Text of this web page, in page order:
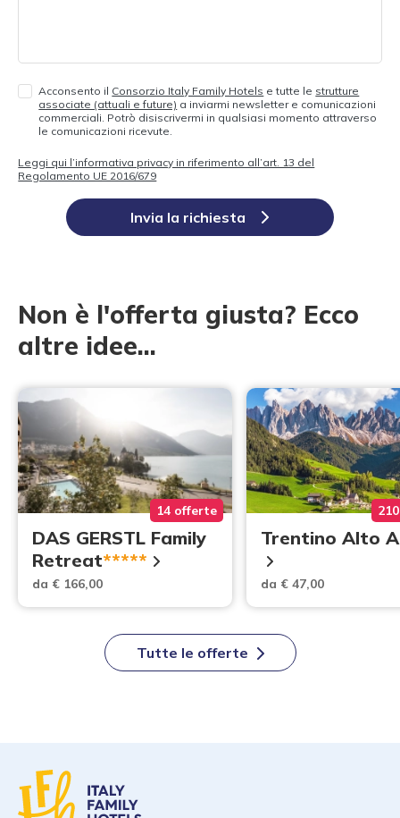
Acconsento il Consorzio Italy Family Hotels e tutte le strutture
associate (attuali e future) a inviarmi newsletter e comunicazioni
commerciali. Potrò disiscrivermi in qualsiasi momento attraverso
le comunicazioni ricevute.
Leggi qui l’informativa privacy in riferimento all’art. 13 del
Regolamento UE 2016/679
Invia la richiesta
Non è l'offerta giusta? Ecco
altre idee...
14 offerte
DAS GERSTL Family
Retreat*****
da € 166,00
Trentino Alto
da € 47,00
Tutte le offerte